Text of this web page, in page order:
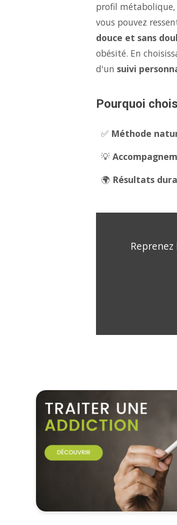
profil
vous pouvez
douce et sans
obésité. En
d'un suivi
Pourquoi
✅ Méthode
💡
🌍 Résultats